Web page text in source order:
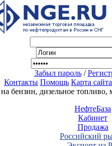
Забыл пароль/
Контакты Помощь Карта сайта
бензин, дизельное
НефтеБаза
Кабинет
Продажа
Российский